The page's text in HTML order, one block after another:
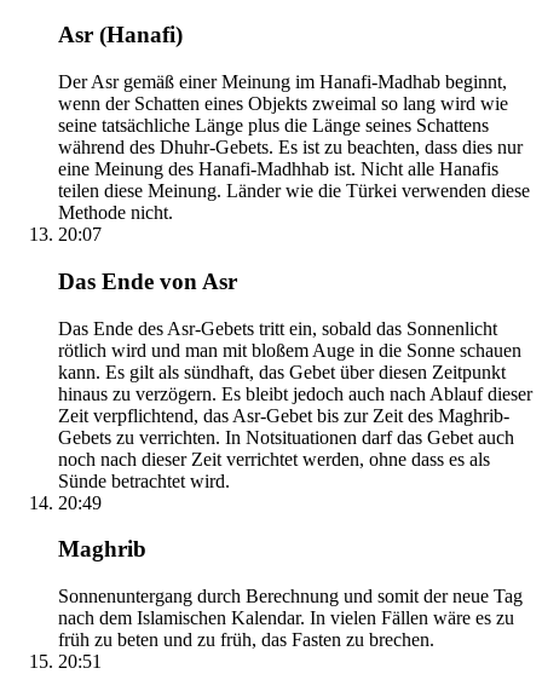
Asr (Hanafi)
Der Asr gemäß einer Meinung im Hanafi-Madhab beginnt,
wenn der Schatten eines Objekts zweimal so lang wird wie
seine tatsächliche Länge plus die Länge seines Schattens
während des Dhuhr-Gebets. Es ist zu beachten, dass dies nur
eine Meinung des Hanafi-Madhhab ist. Nicht alle Hanafis
teilen diese Meinung. Länder wie die Türkei verwenden diese
Methode nicht.
20:07
Das Ende von Asr
Das Ende des Asr-Gebets tritt ein, sobald das Sonnenlicht
rötlich wird und man mit bloßem Auge in die Sonne schauen
kann. Es gilt als sündhaft, das Gebet über diesen Zeitpunkt
hinaus zu verzögern. Es bleibt jedoch auch nach Ablauf dieser
Zeit verpflichtend, das Asr-Gebet bis zur Zeit des Maghrib-
Gebets zu verrichten. In Notsituationen darf das Gebet auch
noch nach dieser Zeit verrichtet werden, ohne dass es als
Sünde betrachtet wird.
20:49
Maghrib
Sonnenuntergang durch Berechnung und somit der neue Tag
nach dem Islamischen Kalendar. In vielen Fällen wäre es zu
früh zu beten und zu früh, das Fasten zu brechen.
20:51